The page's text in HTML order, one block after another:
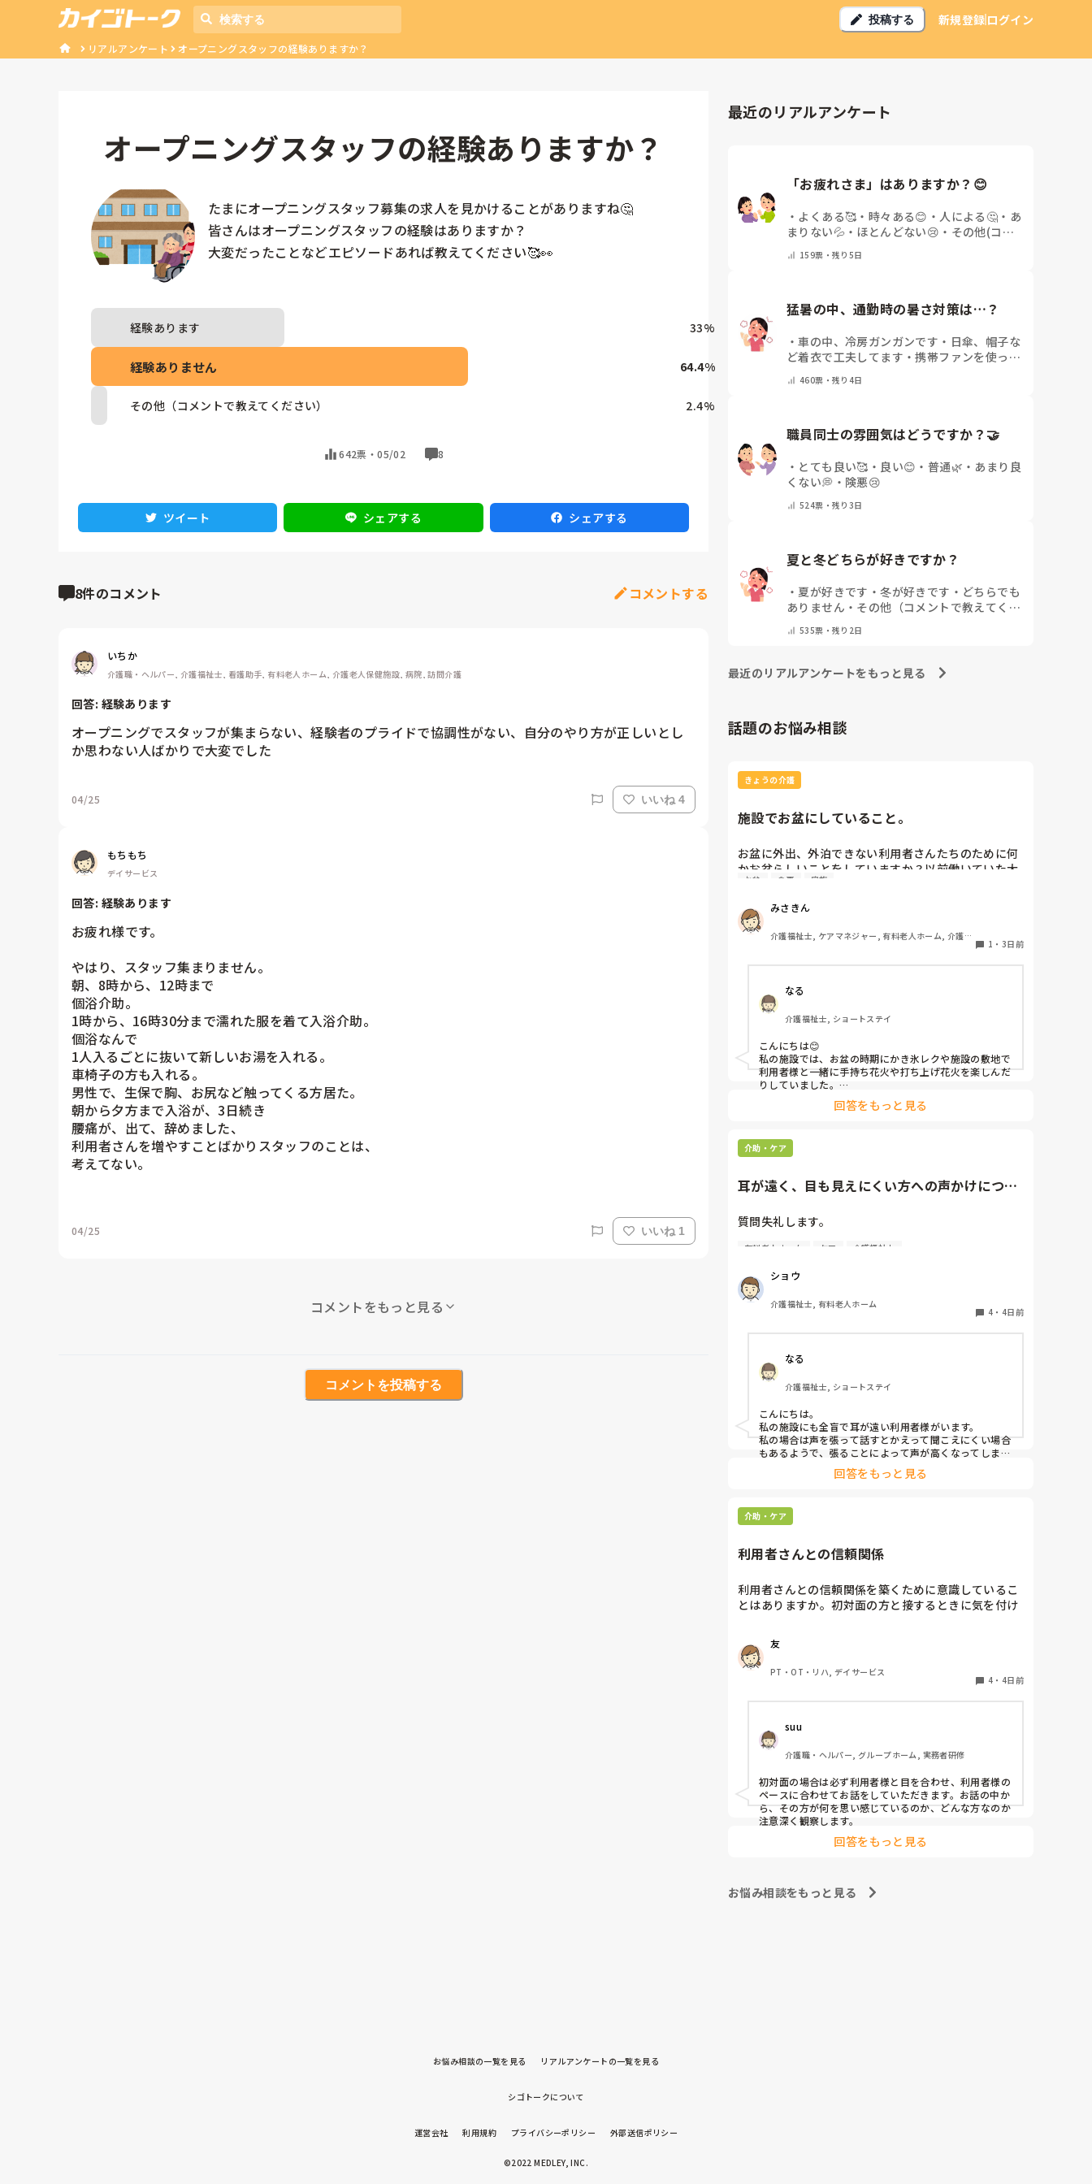
投稿する 新規登録ログイン
リアルアンケート オープニングスタッフの経験ありますか？
オープニングスタッフの経験ありますか？
たまにオープニングスタッフ募集の求人を見かけることがありますね🤔
皆さんはオープニングスタッフの経験はありますか？
大変だったことなどエピソードあれば教えてください🥰👀
経験あります 33%
経験ありません 64.4%
その他（コメントで教えてください） 2.4%
642票・05/02 8
ツイート シェアする シェアする
8件のコメント コメントする
いちか
介護職・ヘルパー, 介護福祉士, 看護助手, 有料老人ホーム, 介護老人保健施設, 病院, 訪問介護
回答: 経験あります
オープニングでスタッフが集まらない、経験者のプライドで協調性がない、自分のやり方が正しいとし
か思わない人ばかりで大変でした
04/25 いいね 4
もちもち
デイサービス
回答: 経験あります
お疲れ様です。
やはり、スタッフ集まりません。
朝、8時から、12時まで
個浴介助。
1時から、16時30分まで濡れた服を着て入浴介助。
個浴なんで
1人入るごとに抜いて新しいお湯を入れる。
車椅子の方も入れる。
男性で、生保で胸、お尻など触ってくる方居た。
朝から夕方まで入浴が、3日続き
腰痛が、出て、辞めました、
利用者さんを増やすことばかりスタッフのことは、
考えてない。
04/25 いいね 1
コメントをもっと見る
コメントを投稿する
最近のリアルアンケート
「お疲れさま」はありますか？😊
・ よくある🥰 ・ 時々ある😊 ・ 人による🤔 ・ あ
まりない💦 ・ ほとんどない😢 ・ その他(コメ
159票・残り5日
猛暑の中、通勤時の暑さ対策は…？
・車の中、冷房ガンガンです ・ 日傘、帽子な
ど着衣で工夫してます ・携帯ファンを使って
対策はしていません
460票・残り4日
職員同士の雰囲気はどうですか？🤝
・ とても良い🥰 ・ 良い😊 ・ 普通🌿 ・ あまり良
くない💭 ・ 険悪😢
524票・残り3日
夏と冬どちらが好きですか？
・ 夏が好きです ・冬が好きです ・ どちらでも
ありません ・ その他（コメントで教えてくだ
535票・残り2日
最近のリアルアンケートをもっと見る
話題のお悩み相談
きょうの介護
施設でお盆にしていること。
お盆に外出、外泊できない利用者さんたちのために何
かお盆らしいことをしていますか？以前働いていた大
きな施設では実際に住職さんを呼びご焼香できるよう
は、食事内容が変わる、家族が面会に来る…などでし
た。お盆まであと少しです。何かしていることがあれ
ばぜひシェアよろしくお願いします。
お盆 食事 家族
みさきん
介護福祉士, ケアマネジャー, 有料老人ホーム, 介護老
1 ・ 3日前
なる
介護福祉士, ショートステイ
こんにちは😊
私の施設では、お盆の時期にかき氷レクや施設の敷地で
利用者様と一緒に手持ち花火や打ち上げ花火を楽しんだ
りしていました。
みさきんさんの住職さんを呼んでご焼香できる機会があ
るのは利用者様にとっても良い経験にもなりますね！
回答をもっと見る
介助・ケア
耳が遠く、目も見えにくい方への声かけについ
質問失礼します。
耳が遠く、目もあまり見えていない利用者様への声か
現在、私は「大きな声で、ゆっくり耳元でお話しす
る」という方法で対応しています。
聞き取れると安心していただける方なので何とか理解
してもらっているのですが、毎日のことなのでかなり
みなさんの職場で、このような方と関わる際に工夫し
ていることや、喉に負担をかけずに意思疎通ができる
良い方法などがあればぜひ教えていただきたいです。
よろしくお願いします。
有料老人ホーム ケア 介護福祉士
ショウ
介護福祉士, 有料老人ホーム
4 ・ 4日前
なる
介護福祉士, ショートステイ
こんにちは。
私の施設にも全盲で耳が遠い利用者様がいます。
私の場合は声を張って話すとかえって聞こえにくい場合
もあるようで、張ることによって声が高くなってしまい
聞こえにくいのだと思います。その為少しトーンを落と
し話しかけるようにしています。
回答をもっと見る
介助・ケア
利用者さんとの信頼関係
利用者さんとの信頼関係を築くために意識しているこ
とはありますか。初対面の方と接するときに気を付け
友
PT・OT・リハ, デイサービス
4 ・ 4日前
suu
介護職・ヘルパー, グループホーム, 実務者研修
初対面の場合は必ず利用者様と目を合わせ、利用者様の
ペースに合わせてお話をしていただきます。お話の中か
ら、その方が何を思い感じているのか、どんな方なのか
注意深く観察します。
回答をもっと見る
お悩み相談をもっと見る
お悩み相談の一覧を見る リアルアンケートの一覧を見る
シゴトークについて
運営会社 利用規約 プライバシーポリシー 外部送信ポリシー
©2022 MEDLEY, INC.